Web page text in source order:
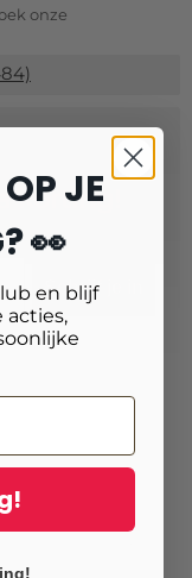
onze
korting!
Schrijf je in
JE
👀
en blijf
acties,